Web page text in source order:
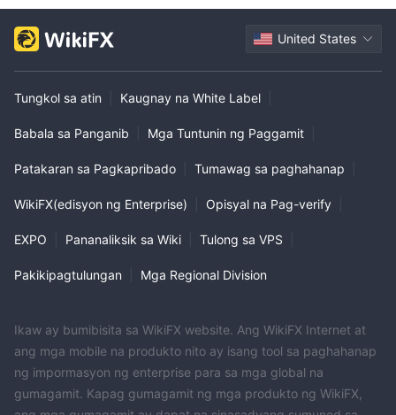
United States
Tungkol sa atin Kaugnay na White Label
Babala sa Panganib Mga Tuntunin ng Paggamit
Patakaran sa Pagkapribado Tumawag sa paghahanap
WikiFX(edisyon ng Enterprise) Opisyal na Pag-verify
EXPO Pananaliksik sa Wiki Tulong sa VPS
Pakikipagtulungan Mga Regional Division
Ikaw ay bumibisita sa WikiFX website. Ang WikiFX Internet at
ang mga mobile na produkto nito ay isang tool sa paghahanap
ng impormasyon ng enterprise para sa mga global na
gumagamit. Kapag gumagamit ng mga produkto ng WikiFX,